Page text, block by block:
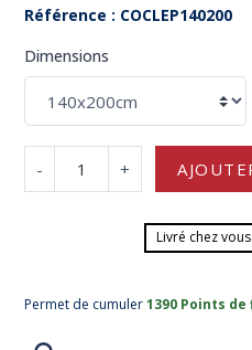
Référence : COCLEP140200
Dimensions
- +
Livré chez
Permet de cumuler1390 Points